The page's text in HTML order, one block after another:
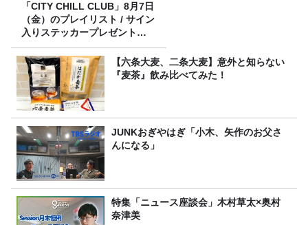
「CITY CHILL CLUB」8月7日
（金）のプレイリスト / サイン
入りステッカープレゼント有
り
【六条大麦、二条大麦】意外と知らない
『麦茶』飲み比べてみた！
JUNKおぎやはぎ「小木、矢作のお父さ
んになる」
特集「ニュース座談会」木村草太×奥村
奈津美